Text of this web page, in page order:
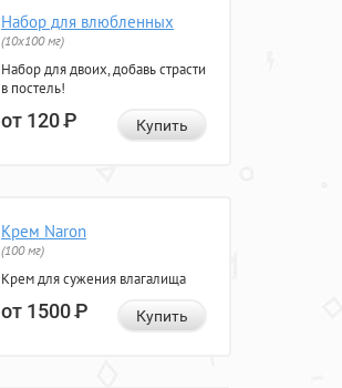
Набор для влюбленных
(10х100 мг)
Набор для двоих, добавь страсти
в постель!
от 120Р Купить
Крем Naron
(100 мг)
Крем для сужения влагалища
от 1500Р Купить